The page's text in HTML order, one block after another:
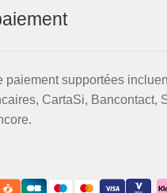
paiement supportées
CartaSi, Bancontact,